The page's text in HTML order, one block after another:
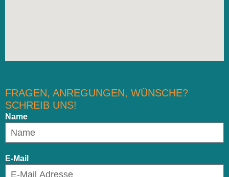
FRAGEN, ANREGUNGEN, WÜNSCHE?
SCHREIB UNS!
Name
E-Mail